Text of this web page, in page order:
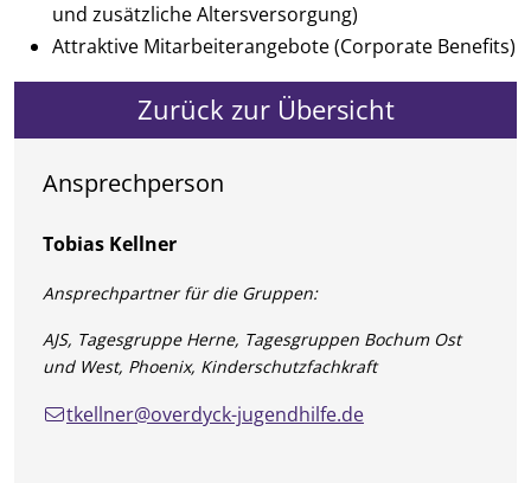
und zusätzliche Altersversorgung)
Attraktive Mitarbeiterangebote (Corporate Benefits)
Zurück zur Übersicht
Ansprechperson
Tobias Kellner
Ansprechpartner für die Gruppen:
AJS, Tagesgruppe Herne, Tagesgruppen Bochum Ost
und West, Phoenix, Kinderschutzfachkraft
tkellner@overdyck-jugendhilfe.de